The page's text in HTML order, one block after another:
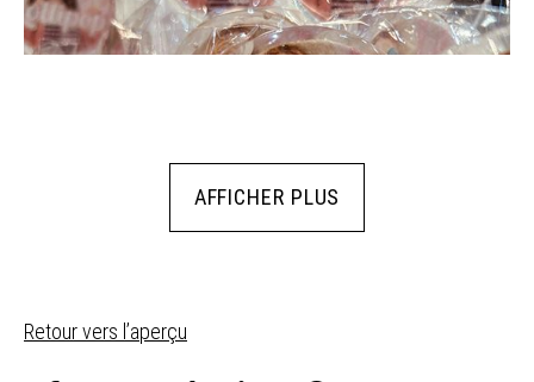
AFFICHER PLUS
Retour vers l’aperçu